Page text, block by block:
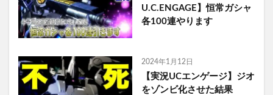
U.C.ENGAGE】恒常ガシャ
各100連やります
2024年1月12日
【実況UCエンゲージ】ジオ
をゾンビ化させた結果